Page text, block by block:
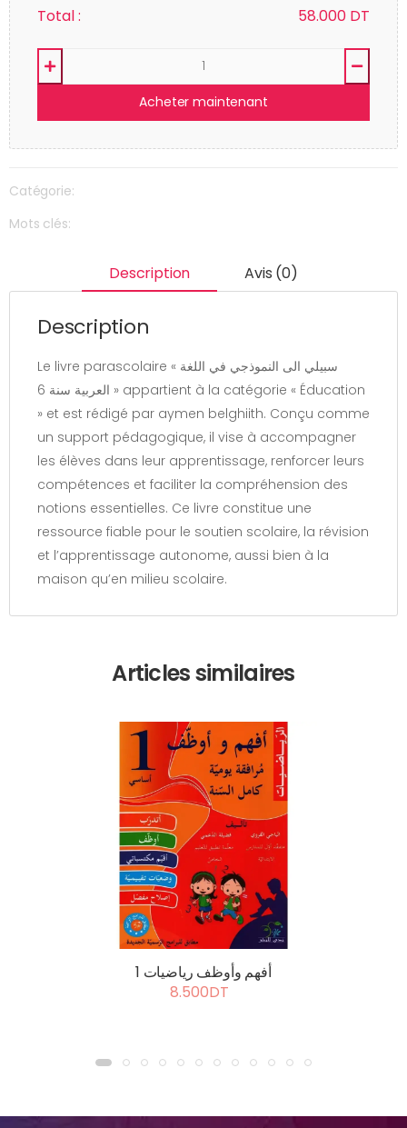
Total : 58.000 DT
Acheter maintenant
Catégorie:
Mots clés:
Description Avis (0)
Description
Le livre parascolaire « سبيلي الى النموذجي في اللغة
العربية سنة 6 » appartient à la catégorie « Éducation
» et est rédigé par aymen belghiith. Conçu comme
un support pédagogique, il vise à accompagner
les élèves dans leur apprentissage, renforcer leurs
compétences et faciliter la compréhension des
notions essentielles. Ce livre constitue une
ressource fiable pour le soutien scolaire, la révision
et l’apprentissage autonome, aussi bien à la
maison qu’en milieu scolaire.
Articles similaires
أفهم وأوظف رياضيات 1
8.500DT